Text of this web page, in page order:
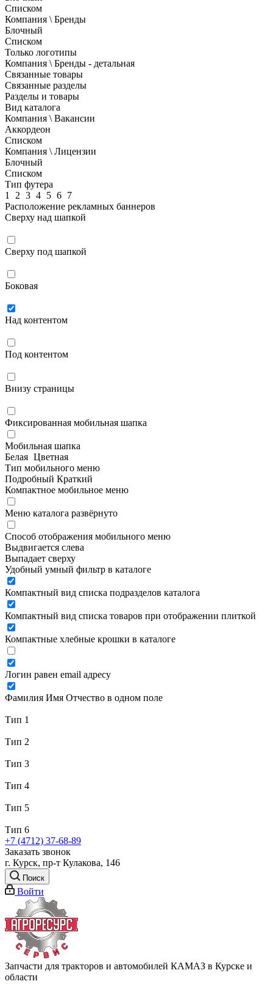
Списком
Компания \ Бренды
Блочный
Списком
Только логотипы
Компания \ Бренды - детальная
Связанные товары
Связанные разделы
Разделы и товары
Вид каталога
Компания \ Вакансии
Аккордеон
Списком
Компания \ Лицензии
Блочный
Списком
Тип футера
1
2 3 4 5 6 7
Расположение рекламных баннеров
Сверху над шапкой
Сверху под шапкой
Боковая
Над контентом
Под контентом
Внизу страницы
Фиксированная мобильная шапка
Мобильная шапка
Белая Цветная
Тип мобильного меню
Подробный Краткий
Компактное мобильное меню
Меню каталога развёрнуто
Способ отображения мобильного меню
Выдвигается слева
Выпадает сверху
Удобный умный фильтр в каталоге
Компактный вид списка подразделов каталога
Компактный вид списка товаров при отображении плиткой
Компактные хлебные крошки в каталоге
Логин равен email адресу
Фамилия Имя Отчество в одном поле
Тип 1
Тип 2
Тип 3
Тип 4
Тип 5
Тип 6
+7 (4712) 37-68-89
Заказать звонок
г. Курск, пр-т Кулакова, 146
Поиск
Войти
Запчасти для тракторов и автомобилей КАМАЗ в Курске и
области